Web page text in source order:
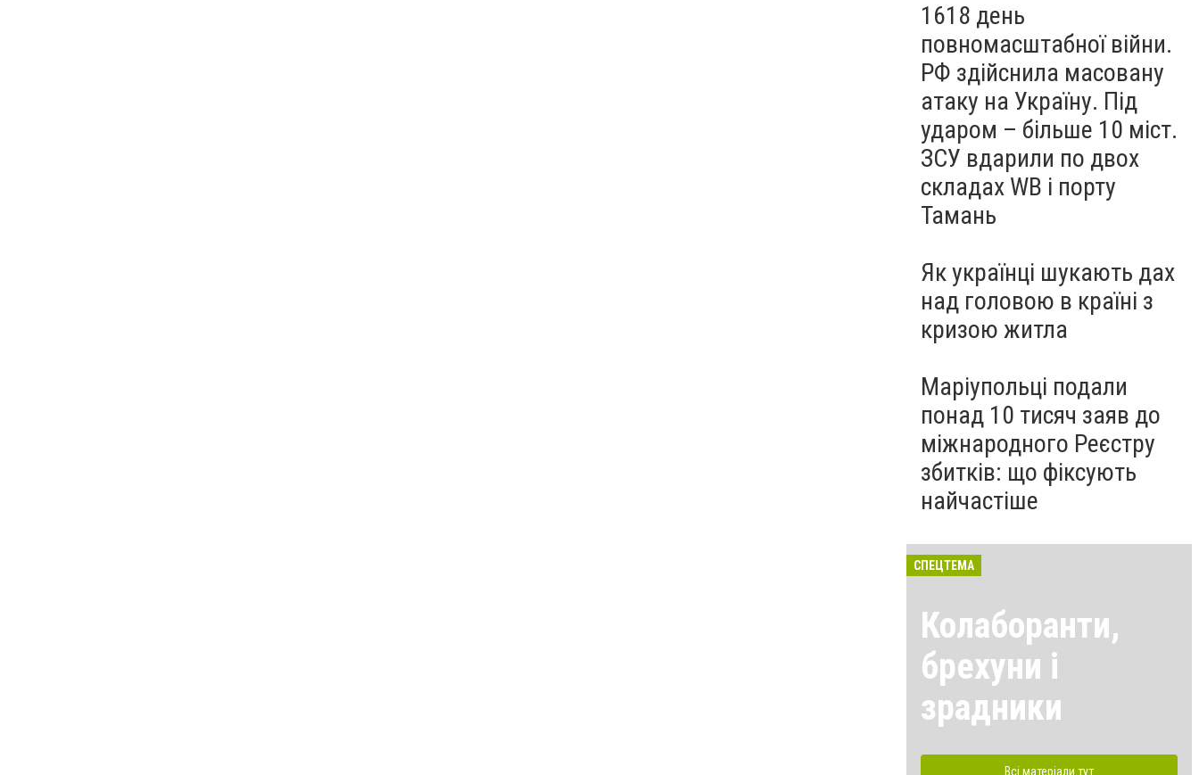
1618 день
повномасштабної війни.
РФ здійснила масовану
атаку на Україну. Під
ударом – більше 10 міст.
ЗСУ вдарили по двох
складах WB і порту
Тамань
Як українці шукають дах
над головою в країні з
кризою житла
Маріупольці подали
понад 10 тисяч заяв до
міжнародного Реєстру
збитків: що фіксують
найчастіше
СПЕЦТЕМА
Колаборанти,
брехуни і
зрадники
Всі матеріали тут